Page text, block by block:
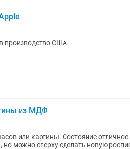
производство США
из МДФ
или картины. Состояние
можно сверху сделать новую